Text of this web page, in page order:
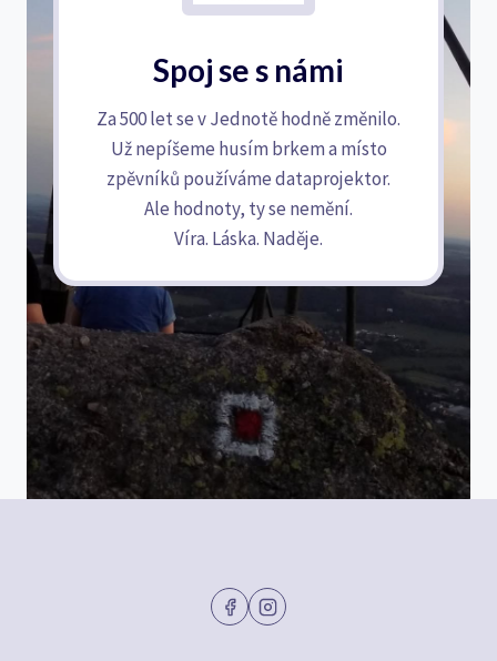
Spoj se s námi
Za 500 let se v Jednotě hodně změnilo.
Už nepíšeme husím brkem a místo
zpěvníků používáme dataprojektor.
Ale hodnoty, ty se nemění.
Víra. Láska. Naděje.